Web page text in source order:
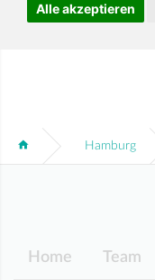
Alle akzeptieren
Hamburg
Home Team